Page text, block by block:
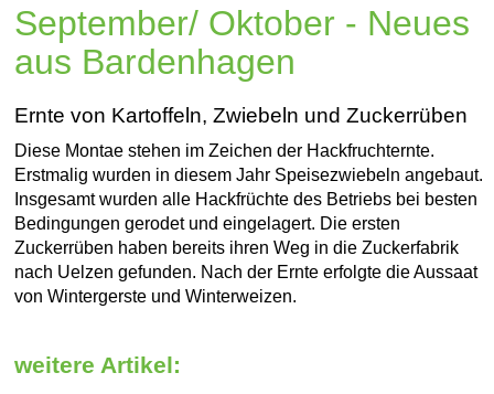
September/ Oktober - Neues
aus Bardenhagen
Ernte von Kartoffeln, Zwiebeln und Zuckerrüben
Diese Montae stehen im Zeichen der Hackfruchternte.
Erstmalig wurden in diesem Jahr Speisezwiebeln angebaut.
Insgesamt wurden alle Hackfrüchte des Betriebs bei besten
Bedingungen gerodet und eingelagert. Die ersten
Zuckerrüben haben bereits ihren Weg in die Zuckerfabrik
nach Uelzen gefunden. Nach der Ernte erfolgte die Aussaat
von Wintergerste und Winterweizen.
weitere Artikel: